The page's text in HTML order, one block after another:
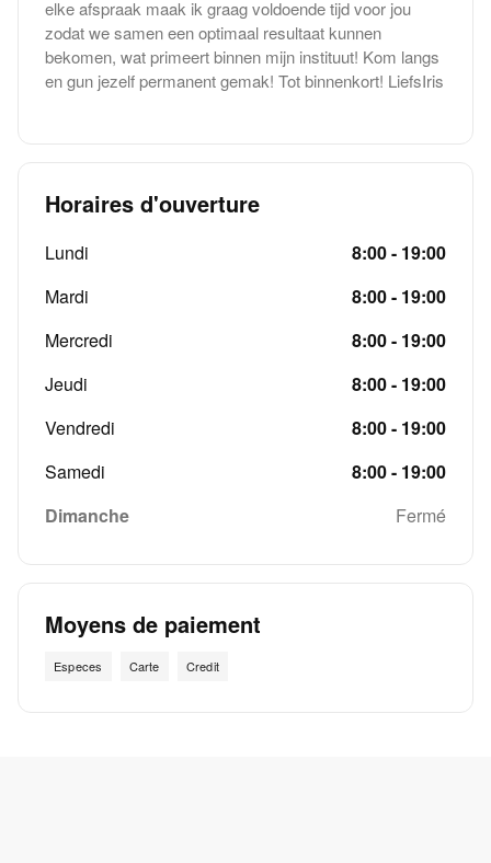
elke afspraak maak ik graag voldoende tijd voor jou
zodat we samen een optimaal resultaat kunnen
bekomen, wat primeert binnen mijn instituut! Kom langs
en gun jezelf permanent gemak! Tot binnenkort! LiefsIris
Horaires d'ouverture
Lundi
8:00 - 19:00
Mardi
8:00 - 19:00
Mercredi
8:00 - 19:00
Jeudi
8:00 - 19:00
Vendredi
8:00 - 19:00
Samedi
8:00 - 19:00
Dimanche
Fermé
Moyens de paiement
Especes Carte Credit